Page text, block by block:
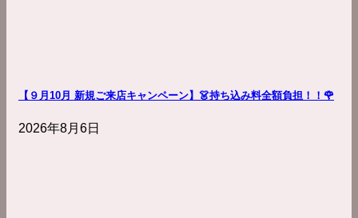
【９月10月 新規ご来店キャンペーン】👗持ち込み料全額負担！！🌹
2026年8月6日